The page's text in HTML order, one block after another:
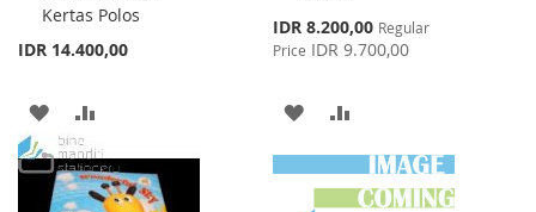
Kertas Polos
IDR 14.400,00
ADD
TO
WISH
TO
COMPARE
Special
Price
IDR 8.200,00 Regular
Price IDR 9.700,00
ADD
TO
WISH
TO
COMPARE